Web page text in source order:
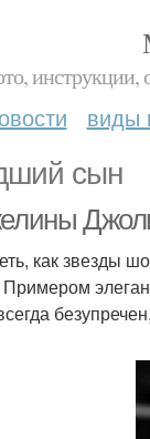
инструкции,
виды
сын
как звезды
Примером